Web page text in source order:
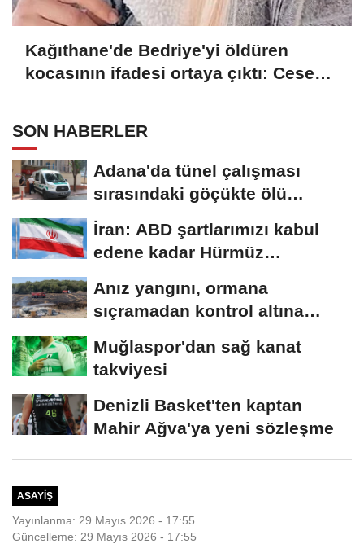
Kağıthane'de Bedriye'yi öldüren
kocasının ifadesi ortaya çıktı: Cesedi
SON HABERLER
Adana'da tünel çalışması
sırasındaki göçükte ölü
sayısı...
İran: ABD şartlarımızı kabul
edene kadar Hürmüz
Anız yangını, ormana
sıçramadan kontrol altına
Muğlaspor'dan sağ kanat
takviyesi
Denizli Basket'ten kaptan
Mahir Ağva'ya yeni sözleşme
ASAYIŞ
Yayınlanma: 29 Mayıs 2026 - 17:55
Güncelleme: 29 Mayıs 2026 - 17:55